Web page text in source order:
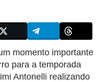
momento importante
para a temporada
Antonelli realizando